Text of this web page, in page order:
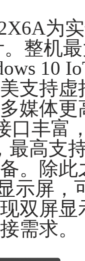
为
整机
10
支持
媒体
口丰富
最高支
。 除此
示屏，
双屏
需求。